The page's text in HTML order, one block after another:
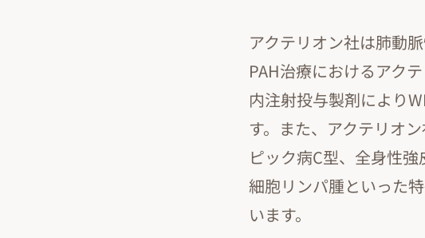
アクテリオン社は肺動
PAH治療におけるアク
内注射投与製剤により
す。また、アクテリオ
ピック病C型、全身性
細胞リンパ腫といった
います。